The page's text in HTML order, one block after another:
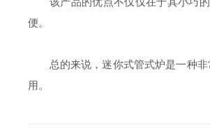
便。
总的来说，迷你式管式炉是一种非
用。